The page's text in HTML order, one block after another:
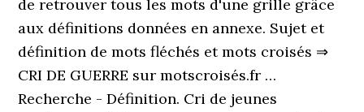
de retrouver tous les mots d'une grille grâce
aux définitions données en annexe. Sujet et
définition de mots fléchés et mots croisés ⇒
CRI DE GUERRE sur motscroisés.fr …
Recherche - Définition. Cri de jeunes